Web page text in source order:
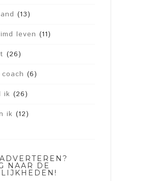
(13)
leven (11)
(26)
(6)
ik (26)
ik (12)
NAAR DE